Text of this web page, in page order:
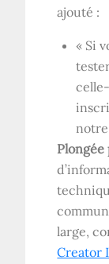
ajouté :
« Si
notre
large,
Creator